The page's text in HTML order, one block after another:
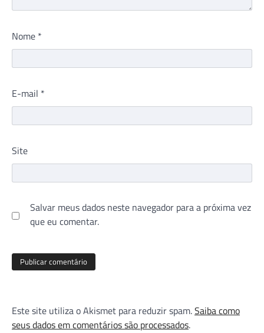
Nome *
E-mail *
Site
Salvar meus dados neste navegador para a próxima vez
que eu comentar.
Este site utiliza o Akismet para reduzir spam.Saiba como
seus dados em comentários são processados.